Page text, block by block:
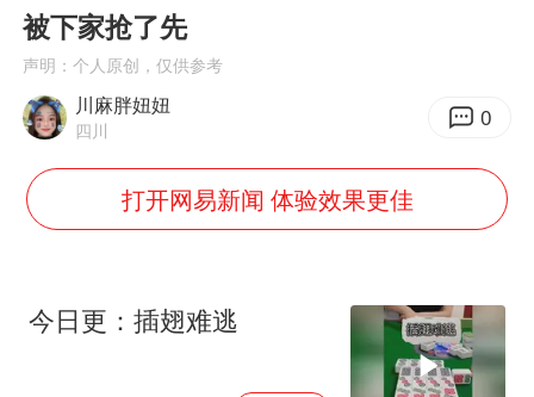
10余省份将出现强风雨 局地特大暴雨
新疆一婚礼线上邀请引热议
被下家抢了先
声明：个人原创，仅供参考
川麻胖妞妞
四川 0
打开网易新闻 体验效果更佳
今日更：插翅难逃